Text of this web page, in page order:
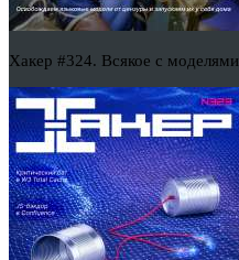
Хакер #324. Всякое с моделями